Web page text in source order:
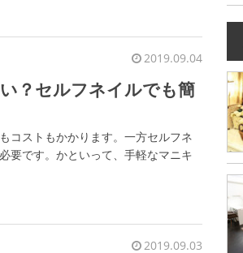
2019.09.04
？セルフネイルでも簡
コストもかかります。一方セルフネ
要です。かといって、手軽なマニキ
2019.09.03